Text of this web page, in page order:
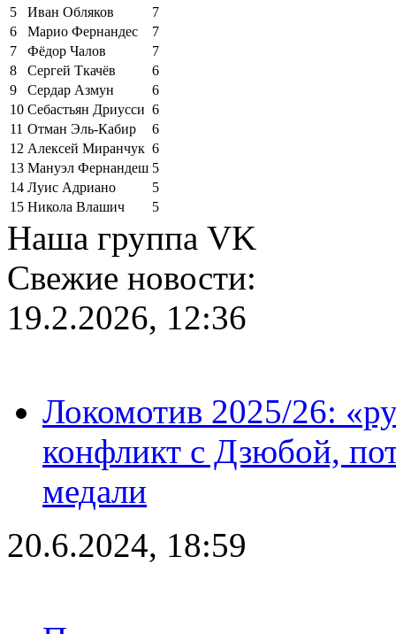
5
Иван Обляков
7
6
Марио Фернандес
7
7
Фёдор Чалов
7
8
Сергей Ткачёв
6
9
Сердар Азмун
6
10 Себастьян Дриусси 6
11 Отман Эль-Кабир
6
12 Алексей Миранчук 6
13 Мануэл Фернандеш 5
14 Луис Адриано
5
15 Никола Влашич 5
Наша группа VK
Свежие новости:
19.2.2026, 12:36
Локомотив 2025/26:
конфликт с Дзюбой,
медали
20.6.2024, 18:59